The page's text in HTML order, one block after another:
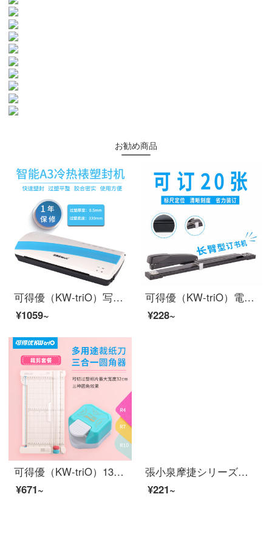
お勧め商品
可得優（KW-triO）写真シール機の写真過塑機フィルムプレス機のカプセル化機の知能冷熱表装プラスチックシール機A 4/A 3 SF-A 3 Sプラスチックシール機-A 3規格（色はランダム）
¥1059~
可得優（KW-triO）電動ホッチキス機の省力アームオフィスステープル/大型ホッチキス/ステープル/20-210ページの予約ができます。
¥228~
可得優（KW-triO）13217カッター小型ミニ裁断機A 5/A 6カッター過塑写真カッターカッターカッター+三合一円角器セット
¥671~
張小泉摩捷シリーズキッチンはさみステンレス多機能はさみ家庭用はさみ肉料理はさみJ 12510100
¥221~